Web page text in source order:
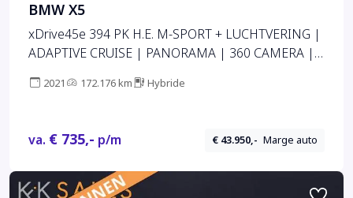
BMW X5
xDrive45e 394 PK H.E. M-SPORT + LUCHTVERING |
ADAPTIVE CRUISE | PANORAMA | 360 CAMERA |
2021 172.176 km Hybride
va. € 735,- p/m € 43.950,- Marge auto